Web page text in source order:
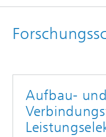
Abteilungen
Aufbau- und